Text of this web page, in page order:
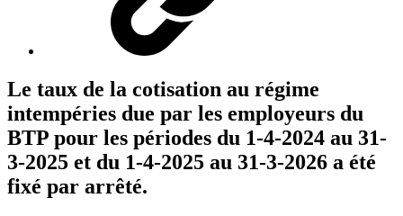
Le taux de la cotisation au régime
intempéries due par les employeurs du
BTP pour les périodes du 1-4-2024 au 31-
3-2025 et du 1-4-2025 au 31-3-2026 a été
fixé par arrêté.